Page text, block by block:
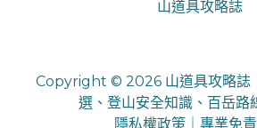
山道具攻略誌
Copyright © 2026 山道具攻略誌
選、登山安全知識、百岳路
隱私權政策
專業免